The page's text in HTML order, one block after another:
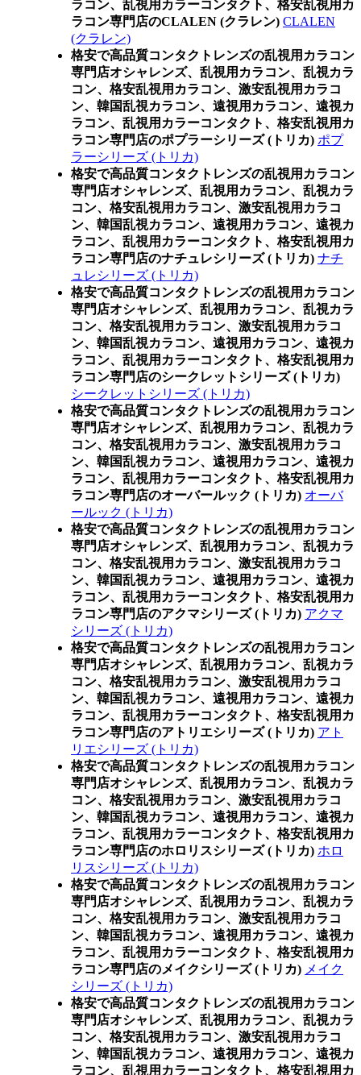
ラコン、乱視用カラーコンタクト、格安乱視用カ
ラコン専門店のCLALEN (クラレン) CLALEN
(クラレン)
格安で高品質コンタクトレンズの乱視用カラコン
専門店オシャレンズ、乱視用カラコン、乱視カラ
コン、格安乱視用カラコン、激安乱視用カラコ
ン、韓国乱視カラコン、遠視用カラコン、遠視カ
ラコン、乱視用カラーコンタクト、格安乱視用カ
ラコン専門店のポプラーシリーズ (トリカ) ポプ
ラーシリーズ (トリカ)
格安で高品質コンタクトレンズの乱視用カラコン
専門店オシャレンズ、乱視用カラコン、乱視カラ
コン、格安乱視用カラコン、激安乱視用カラコ
ン、韓国乱視カラコン、遠視用カラコン、遠視カ
ラコン、乱視用カラーコンタクト、格安乱視用カ
ラコン専門店のナチュレシリーズ (トリカ) ナチ
ュレシリーズ (トリカ)
格安で高品質コンタクトレンズの乱視用カラコン
専門店オシャレンズ、乱視用カラコン、乱視カラ
コン、格安乱視用カラコン、激安乱視用カラコ
ン、韓国乱視カラコン、遠視用カラコン、遠視カ
ラコン、乱視用カラーコンタクト、格安乱視用カ
ラコン専門店のシークレットシリーズ (トリカ)
シークレットシリーズ (トリカ)
格安で高品質コンタクトレンズの乱視用カラコン
専門店オシャレンズ、乱視用カラコン、乱視カラ
コン、格安乱視用カラコン、激安乱視用カラコ
ン、韓国乱視カラコン、遠視用カラコン、遠視カ
ラコン、乱視用カラーコンタクト、格安乱視用カ
ラコン専門店のオーバールック (トリカ) オーバ
ールック (トリカ)
格安で高品質コンタクトレンズの乱視用カラコン
専門店オシャレンズ、乱視用カラコン、乱視カラ
コン、格安乱視用カラコン、激安乱視用カラコ
ン、韓国乱視カラコン、遠視用カラコン、遠視カ
ラコン、乱視用カラーコンタクト、格安乱視用カ
ラコン専門店のアクマシリーズ (トリカ) アクマ
シリーズ (トリカ)
格安で高品質コンタクトレンズの乱視用カラコン
専門店オシャレンズ、乱視用カラコン、乱視カラ
コン、格安乱視用カラコン、激安乱視用カラコ
ン、韓国乱視カラコン、遠視用カラコン、遠視カ
ラコン、乱視用カラーコンタクト、格安乱視用カ
ラコン専門店のアトリエシリーズ (トリカ) アト
リエシリーズ (トリカ)
格安で高品質コンタクトレンズの乱視用カラコン
専門店オシャレンズ、乱視用カラコン、乱視カラ
コン、格安乱視用カラコン、激安乱視用カラコ
ン、韓国乱視カラコン、遠視用カラコン、遠視カ
ラコン、乱視用カラーコンタクト、格安乱視用カ
ラコン専門店のホロリスシリーズ (トリカ) ホロ
リスシリーズ (トリカ)
格安で高品質コンタクトレンズの乱視用カラコン
専門店オシャレンズ、乱視用カラコン、乱視カラ
コン、格安乱視用カラコン、激安乱視用カラコ
ン、韓国乱視カラコン、遠視用カラコン、遠視カ
ラコン、乱視用カラーコンタクト、格安乱視用カ
ラコン専門店のメイクシリーズ (トリカ) メイク
シリーズ (トリカ)
格安で高品質コンタクトレンズの乱視用カラコン
専門店オシャレンズ、乱視用カラコン、乱視カラ
コン、格安乱視用カラコン、激安乱視用カラコ
ン、韓国乱視カラコン、遠視用カラコン、遠視カ
ラコン、乱視用カラーコンタクト、格安乱視用カ